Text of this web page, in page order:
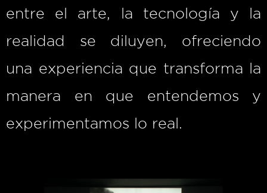
entre el arte, la tecnología y la
realidad se diluyen, ofreciendo
una experiencia que transforma la
manera en que entendemos y
experimentamos lo real.